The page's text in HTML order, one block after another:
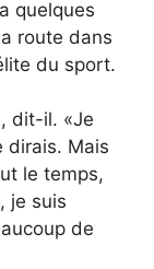
quelques
route dans
du sport.
dit-il. «Je
dirais. Mais
le temps,
je suis
de